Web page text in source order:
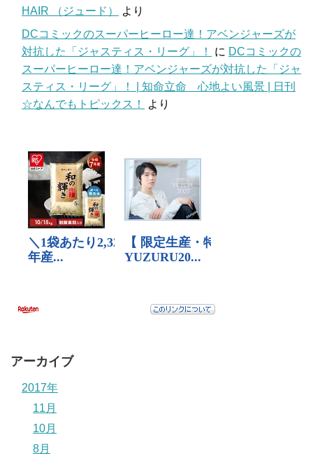
HAIR （ジュード）
より
DCコミックのスーパーヒーロー達！アベンジャーズが
対抗した「ジャスティス・リーグ」！
に DCコミックの
スーパーヒーロー達！アベンジャーズが対抗した「ジャ
スティス・リーグ」！ | 知命立命 心地よい風景 | 日刊
☆なんでもトピックス！
より
アーカイブ
2017年
11月
10月
8月